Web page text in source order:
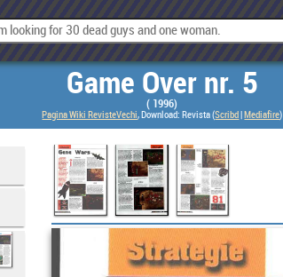
Game Over nr. 5
( 1996)
Pagina Wiki RevisteVechi, Download: Revista (Scribd Mediafire)